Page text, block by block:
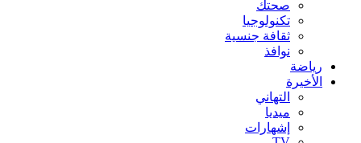
صحتك
تكنولوجيا
ثقافة جنسية
نوافذ
رياضة
الأخيرة
التهاني
ميديا
إشهارات